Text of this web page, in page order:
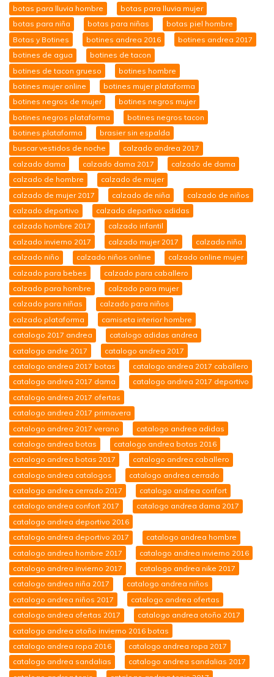
botas para lluvia hombre
botas para lluvia mujer
botas para niña
botas para niñas
botas piel hombre
Botas y Botines
botines andrea 2016
botines andrea 2017
botines de agua
botines de tacon
botines de tacon grueso
botines hombre
botines mujer online
botines mujer plataforma
botines negros de mujer
botines negros mujer
botines negros plataforma
botines negros tacon
botines plataforma
brasier sin espalda
buscar vestidos de noche
calzado andrea 2017
calzado dama
calzado dama 2017
calzado de dama
calzado de hombre
calzado de mujer
calzado de mujer 2017
calzado de niña
calzado de niños
calzado deportivo
calzado deportivo adidas
calzado hombre 2017
calzado infantil
calzado invierno 2017
calzado mujer 2017
calzado niña
calzado niño
calzado niños online
calzado online mujer
calzado para bebes
calzado para caballero
calzado para hombre
calzado para mujer
calzado para niñas
calzado para niños
calzado plataforma
camiseta interior hombre
catalogo 2017 andrea
catalogo adidas andrea
catalogo andre 2017
catalogo andrea 2017
catalogo andrea 2017 botas
catalogo andrea 2017 caballero
catalogo andrea 2017 dama
catalogo andrea 2017 deportivo
catalogo andrea 2017 ofertas
catalogo andrea 2017 primavera
catalogo andrea 2017 verano
catalogo andrea adidas
catalogo andrea botas
catalogo andrea botas 2016
catalogo andrea botas 2017
catalogo andrea caballero
catalogo andrea catalogos
catalogo andrea cerrado
catalogo andrea cerrado 2017
catalogo andrea confort
catalogo andrea confort 2017
catalogo andrea dama 2017
catalogo andrea deportivo 2016
catalogo andrea deportivo 2017
catalogo andrea hombre
catalogo andrea hombre 2017
catalogo andrea invierno 2016
catalogo andrea invierno 2017
catalogo andrea nike 2017
catalogo andrea niña 2017
catalogo andrea niños
catalogo andrea niños 2017
catalogo andrea ofertas
catalogo andrea ofertas 2017
catalogo andrea otoño 2017
catalogo andrea otoño invierno 2016 botas
catalogo andrea ropa 2016
catalogo andrea ropa 2017
catalogo andrea sandalias
catalogo andrea sandalias 2017